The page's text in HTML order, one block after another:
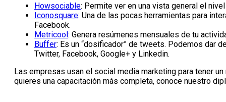
Howsociable: Permite ver en una vista general el
Iconosquare: Una de las pocas herramientas para
Facebook.
Metricool: Genera resúmenes mensuales de tu
Buffer: Es un “dosificador” de tweets. Podemos dar
Twitter, Facebook, Google+ y Linkedin.
Las empresas usan el social media marketing para tener
quieres una capacitación más completa, conoce nuestro